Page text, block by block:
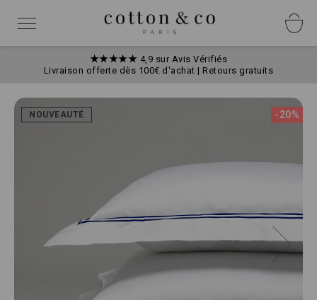
contenu
Basculer
★★★★★ 4,9 sur Avis Vérifiés
Livraison offerte dès 100€ d'achat | Retours gratuits
Skip
NOUVEAUTÉ -20%